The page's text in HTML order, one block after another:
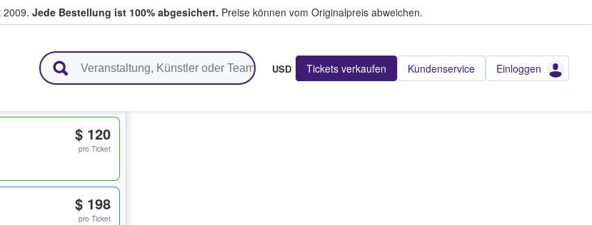
2009. Jede Bestellung ist 100% abgesichert. Preise können vom Originalpreis abweichen.
USD Tickets verkaufen Kundenservice Einloggen
$ 120
pro Ticket
$ 198
pro Ticket